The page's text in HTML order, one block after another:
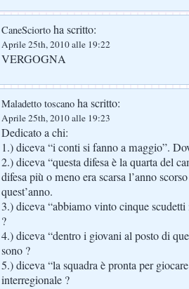
CaneSciorto ha scritto:
Aprile 25th, 2010 alle 19:22
VERGOGNA
Maladetto toscano ha scritto:
Aprile 25th, 2010 alle 19:23
Dedicato a chi:
1.) diceva “i conti si fanno a maggio”.
2.) diceva “questa difesa è la quarta del
difesa più o meno era scarsa l’anno
quest’anno.
3.) diceva “abbiamo vinto cinque
?
4.) diceva “dentro i giovani al posto di
sono ?
5.) diceva “la squadra è pronta per
interregionale ?